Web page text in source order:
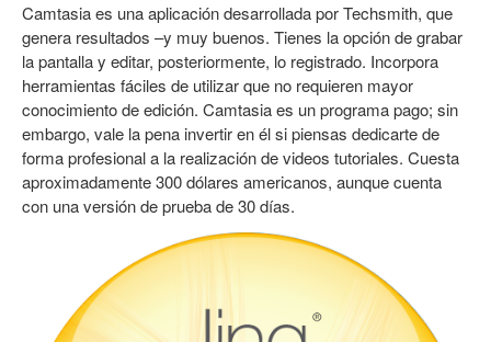
Camtasia es una aplicación desarrollada por Techsmith, que
genera resultados –y muy buenos. Tienes la opción de grabar
la pantalla y editar, posteriormente, lo registrado. Incorpora
herramientas fáciles de utilizar que no requieren mayor
conocimiento de edición. Camtasia es un programa pago; sin
embargo, vale la pena invertir en él si piensas dedicarte de
forma profesional a la realización de videos tutoriales. Cuesta
aproximadamente 300 dólares americanos, aunque cuenta
con una versión de prueba de 30 días.